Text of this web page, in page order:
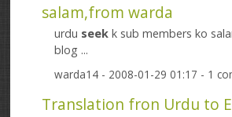
salam,from warda
urdu seek k sub members ko
blog ...
warda14 - 2008-01-29 01:17 - 1
Translation fron Urdu to